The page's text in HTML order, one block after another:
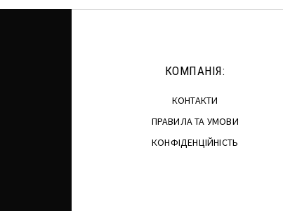
КОМПАНІЯ:
КОНТАКТИ
ПРАВИЛА ТА УМОВИ
КОНФІДЕНЦІЙНІСТЬ